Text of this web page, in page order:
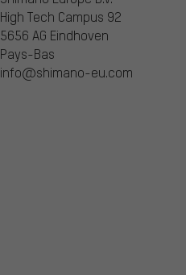
High Tech Campus 92
5656 AG Eindhoven
Pays-Bas
info@shimano-eu.com